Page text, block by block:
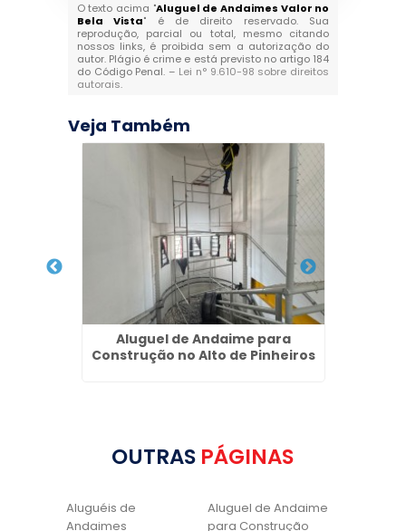
O texto acima "Aluguel de Andaimes Valor no
Bela Vista" é de direito reservado. Sua
reprodução, parcial ou total, mesmo citando
nossos links, é proibida sem a autorização do
autor. Plágio é crime e está previsto no artigo 184
do Código Penal. – Lei n° 9.610-98 sobre direitos
autorais.
Veja Também
Aluguel de Andaime para
Construção no Alto de Pinheiros
OUTRAS PÁGINAS
Aluguéis de
Andaimes
Aluguel de Andaime
para Construção